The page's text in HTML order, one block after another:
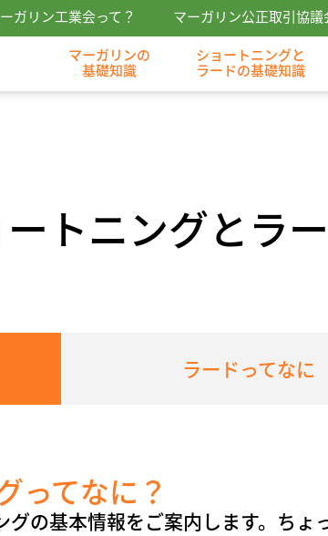
ガリン工業会って？ マーガリン公正取引協議
マーガリンの
基礎知識
ショートニングと
ラードの基礎知識
トニングとラ
ラードってなに
ってなに？
グの基本情報をご案内します。ちょ